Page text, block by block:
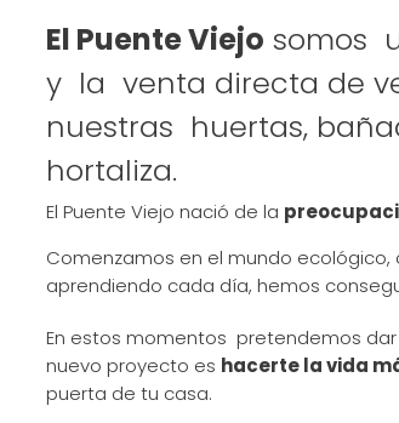
El Puente Viejo somos
y la venta directa de
nuestras huertas,
hortaliza.
El Puente Viejo nació de la
Comenzamos en el mundo
aprendiendo cada día, hemos
En estos momentos pretendemos
nuevo proyecto es hacerte la vida
puerta de tu casa.